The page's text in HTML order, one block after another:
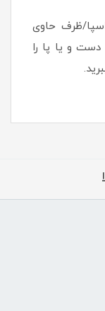
ظرف حاوی
به مدت 15-20 دقیقه دست و یا پا را